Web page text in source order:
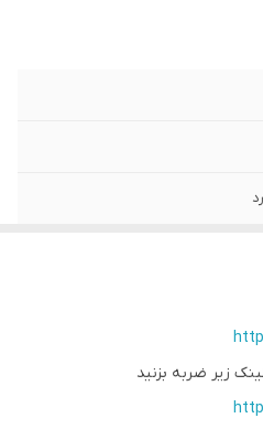
زیر ضربه بزنید